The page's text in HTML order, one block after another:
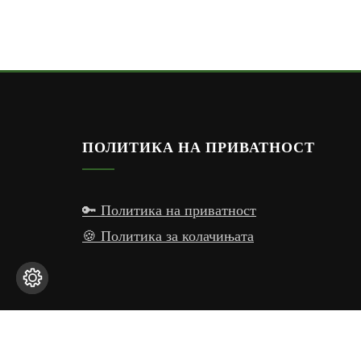
ПОЛИТИКА НА ПРИВАТНОСТ
🔑 Политика на приватност
🍪 Политика за колачињата